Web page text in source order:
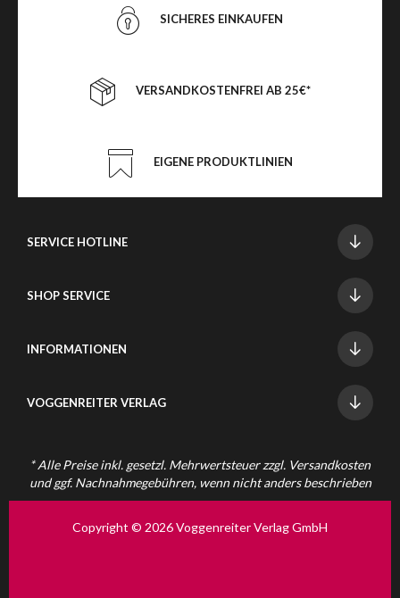
SICHERES EINKAUFEN
VERSANDKOSTENFREI AB 25€*
EIGENE PRODUKTLINIEN
SERVICE HOTLINE
SHOP SERVICE
INFORMATIONEN
VOGGENREITER VERLAG
* Alle Preise inkl. gesetzl. Mehrwertsteuer zzgl. Versandkosten
und ggf. Nachnahmegebühren, wenn nicht anders beschrieben
Copyright © 2026 Voggenreiter Verlag GmbH